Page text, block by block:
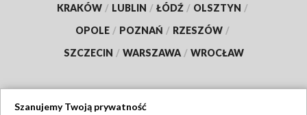
KRAKÓW / LUBLIN / ŁÓDŹ / OLSZTYN /
OPOLE / POZNAŃ / RZESZÓW /
SZCZECIN / WARSZAWA / WROCŁAW
Szanujemy Twoją prywatność